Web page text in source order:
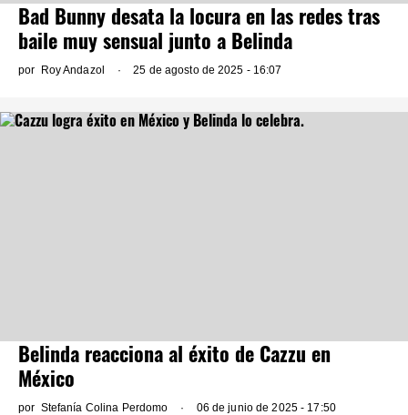
Bad Bunny desata la locura en las redes tras
baile muy sensual junto a Belinda
por Roy Andazol 25 de agosto de 2025 - 16:07
Belinda reacciona al éxito de Cazzu en
México
por Stefanía Colina Perdomo 06 de junio de 2025 - 17:50